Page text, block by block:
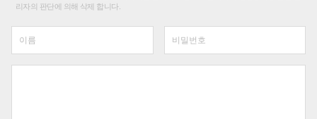
리자의 판단에 의해 삭제 합니다.